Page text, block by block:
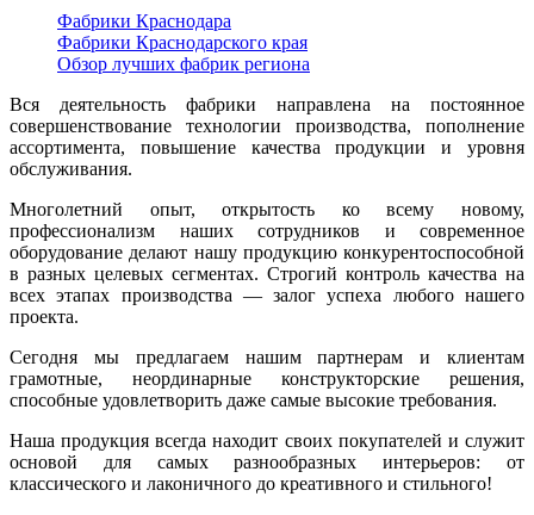
Фабрики Краснодара
Фабрики Краснодарского края
Обзор лучших фабрик региона
Вся деятельность фабрики направлена на постоянное
совершенствование технологии производства, пополнение
ассортимента, повышение качества продукции и уровня
обслуживания.
Многолетний опыт, открытость ко всему новому,
профессионализм наших сотрудников и современное
оборудование делают нашу продукцию конкурентоспособной
в разных целевых сегментах. Строгий контроль качества на
всех этапах производства — залог успеха любого нашего
проекта.
Сегодня мы предлагаем нашим партнерам и клиентам
грамотные, неординарные конструкторские решения,
способные удовлетворить даже самые высокие требования.
Наша продукция всегда находит своих покупателей и служит
основой для самых разнообразных интерьеров: от
классического и лаконичного до креативного и стильного!